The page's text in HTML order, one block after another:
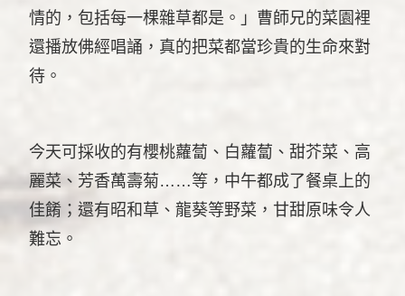
情的，包括每一棵雜草都是。」曹師兄的菜園裡
還播放佛經唱誦，真的把菜都當珍貴的生命來對
待。
今天可採收的有櫻桃蘿蔔、白蘿蔔、甜芥菜、高
麗菜、芳香萬壽菊……等，中午都成了餐桌上的
佳餚；還有昭和草、龍葵等野菜，甘甜原味令人
難忘。